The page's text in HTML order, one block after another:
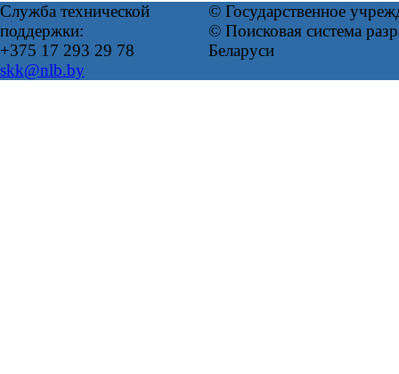
Служба технической
поддержки:
+375 17 293 29 78
skk@nlb.by
© Государственное
© Поисковая система
Беларуси